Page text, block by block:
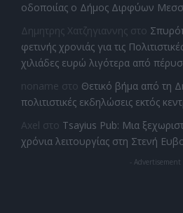
οδοποιίας ο Δήμος Διρφύων
Δημητρης Χατζηγιαννης στο
φετινής χρονιάς για τις
χιλιάδες ευρώ λιγότερα από
noname στο Θετικό βήμα από τη
πολιτιστικές εκδηλώσεις εκτός
Axel στο Tsayius Pub: Μια
χρόνια λειτουργίας στη Στενή
- Advertisement